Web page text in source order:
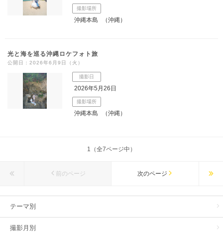
撮影場所
沖縄本島 （沖縄）
光と海を巡る沖縄ロケフォト旅
公開日：2026年6月9日（火）
撮影日
2026年5月26日
撮影場所
沖縄本島 （沖縄）
1（全7ページ中）
前のページ 次のページ
テーマ別
撮影月別